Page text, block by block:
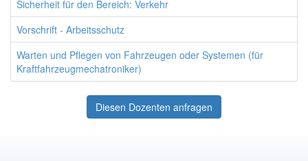
Sicherheit für den Bereich: Verkehr
Vorschrift - Arbeitsschutz
Warten und Pflegen von Fahrzeugen oder Systemen (für
Kraftfahrzeugmechatroniker)
Diesen Dozenten anfragen